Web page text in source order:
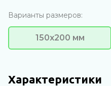
Варианты размеров:
150х200 мм
Характеристики